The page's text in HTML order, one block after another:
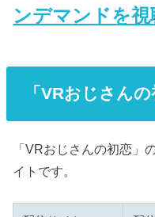
ンデマンドを視
「VRおじさん
「VRおじさんの初恋」
イトです。